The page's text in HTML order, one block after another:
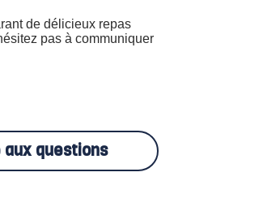
de délicieux repas
pas à communiquer
aux questions